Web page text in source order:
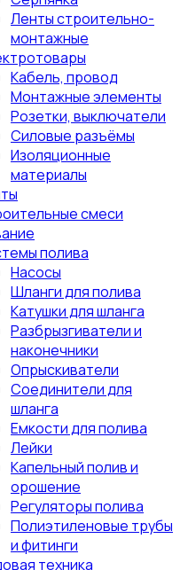
Ленты строительно-
монтажные
Кабель, провод
Монтажные элементы
Розетки, выключатели
Силовые разъёмы
Изоляционные
материалы
смеси
полива
Насосы
Шланги для полива
Катушки для шланга
Разбрызгиватели и
наконечники
Опрыскиватели
Соединители для
шланга
Емкости для полива
Лейки
Капельный полив и
орошение
Регуляторы полива
Полиэтиленовые трубы
и фитинги
техника